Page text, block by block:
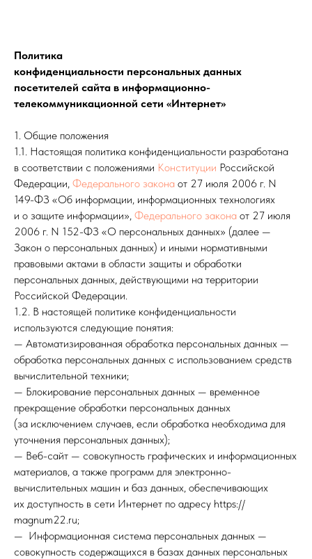
Политика
конфиденциальности персональных данных
посетителей сайта в информационно-
телекоммуникационной сети «Интернет»
1. Общие положения
1.1. Настоящая политика конфиденциальности разработана
в соответствии с положениями Конституции Российской
Федерации, Федерального закона от 27 июля 2006 г. N
149-ФЗ «Об информации, информационных технологиях
и о защите информации», Федерального закона от 27 июля
2006 г. N 152-ФЗ «О персональных данных» (далее —
Закон о персональных данных) и иными нормативными
правовыми актами в области защиты и обработки
персональных данных, действующими на территории
Российской Федерации.
1.2. В настоящей политике конфиденциальности
используются следующие понятия:
— Автоматизированная обработка персональных данных —
обработка персональных данных с использованием средств
вычислительной техники;
— Блокирование персональных данных — временное
прекращение обработки персональных данных
(за исключением случаев, если обработка необходима для
уточнения персональных данных);
— Веб-сайт — совокупность графических и информационных
материалов, а также программ для электронно-
вычислительных машин и баз данных, обеспечивающих
их доступность в сети Интернет по адресу https://
magnum22.ru;
— Информационная система персональных данных —
совокупность содержащихся в базах данных персональных